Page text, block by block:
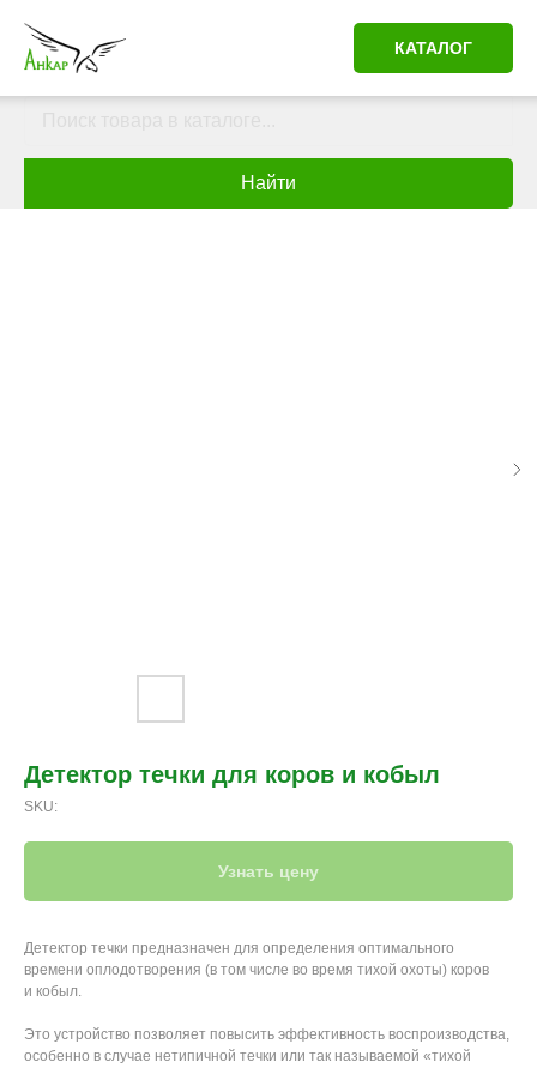
КАТАЛОГ
Найти
Детектор течки для коров и кобыл
SKU:
Узнать цену
Детектор течки предназначен для определения оптимального
времени оплодотворения (в том числе во время тихой охоты) коров
и кобыл.
Это устройство позволяет повысить эффективность воспроизводства,
особенно в случае нетипичной течки или так называемой «тихой